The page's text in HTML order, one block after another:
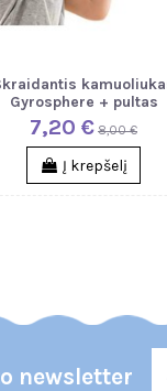
Gyrosphere + pultas
7,20 € 8,00 €
Į krepšelį
newsletter